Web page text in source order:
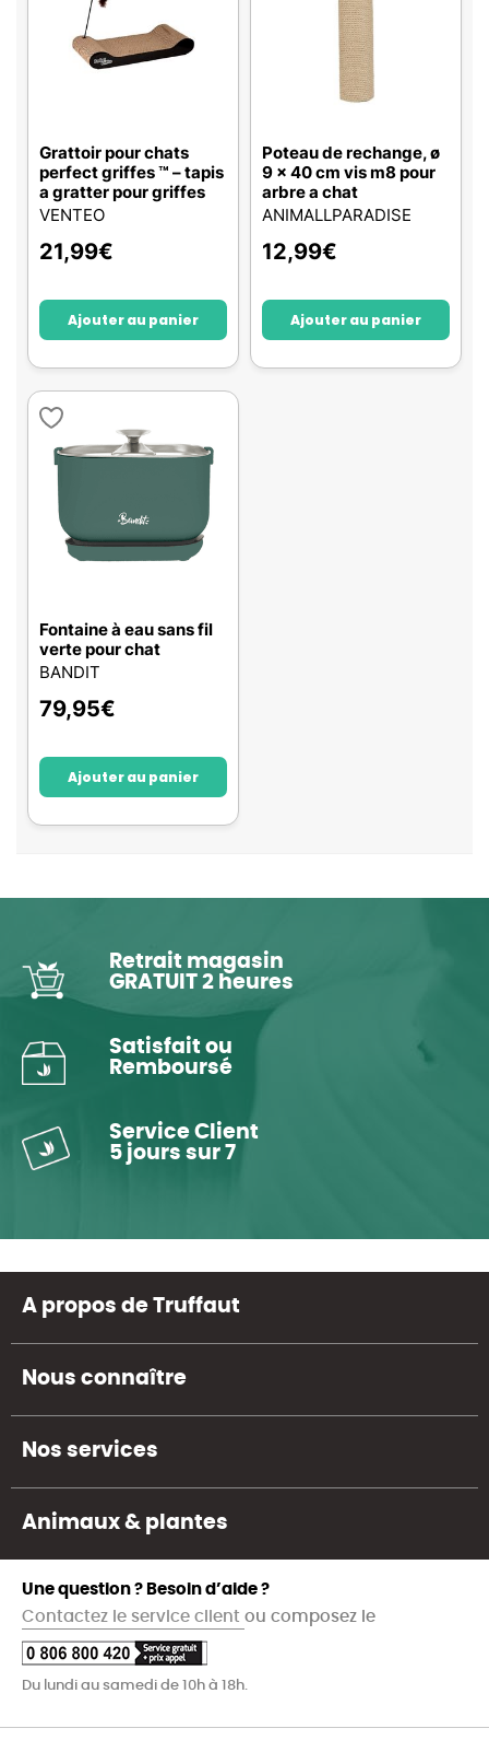
Grattoir pour chats
perfect griffes ™ – tapis
a gratter pour griffes
VENTEO
21,99€
Ajouter au panier
Poteau de rechange, ø
9 x 40 cm vis m8 pour
arbre a chat
ANIMALLPARADISE
12,99€
Ajouter au panier
Fontaine à eau sans fil
verte pour chat
BANDIT
79,95€
Ajouter au panier
Retrait magasin
GRATUIT 2 heures
Satisfait ou
Remboursé
Service Client
5 jours sur 7
A propos de Truffaut
Nous connaître
Nos services
Animaux & plantes
Une question ? Besoin d’aide ?
Contactez le service client ou composez le
Du lundi au samedi de 10h à 18h.